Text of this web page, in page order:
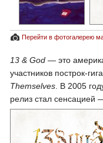
Перейти в фотогалерею
13 & God — это
участников построк-
Themselves . В 2005
релиз стал сенсацией